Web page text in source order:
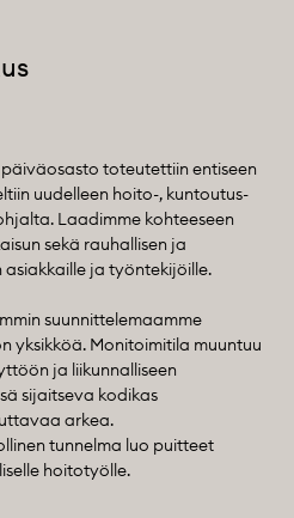
päiväosasto toteutettiin entiseen
uudelleen hoito-, kuntoutus-
Laadimme kohteeseen
sekä rauhallisen ja
asiakkaille ja työntekijöille.
suunnittelemaamme
yksikköä. Monitoimitila muuntuu
ja liikunnalliseen
sijaitseva kodikas
arkea.
tunnelma luo puitteet
hoitotyölle.